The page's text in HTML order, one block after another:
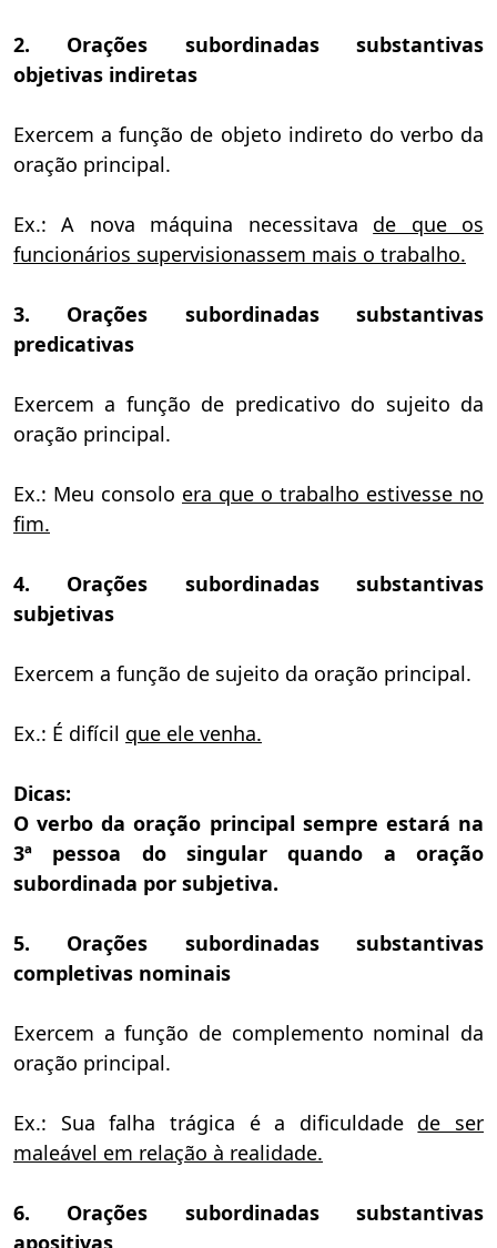
2. Orações subordinadas substantivas
objetivas indiretas
Exercem a função de objeto indireto do verbo da
oração principal.
Ex.: A nova máquina necessitava de que os
funcionários supervisionassem mais o trabalho.
3. Orações subordinadas substantivas
predicativas
Exercem a função de predicativo do sujeito da
oração principal.
Ex.: Meu consolo era que o trabalho estivesse no
fim.
4. Orações subordinadas substantivas
subjetivas
Exercem a função de sujeito da oração principal.
Ex.: É difícil que ele venha.
Dicas:
O verbo da oração principal sempre estará na
3ª pessoa do singular quando a oração
subordinada por subjetiva.
5. Orações subordinadas substantivas
completivas nominais
Exercem a função de complemento nominal da
oração principal.
Ex.: Sua falha trágica é a dificuldade de ser
maleável em relação à realidade.
6. Orações subordinadas substantivas
apositivas